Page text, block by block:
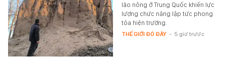
lão nông ở Trung Quốc khiến lực
lượng chức năng lập tức phong
tỏa hiện trường.
THẾ GIỚI ĐÓ ĐÂY - 5 giờ trước